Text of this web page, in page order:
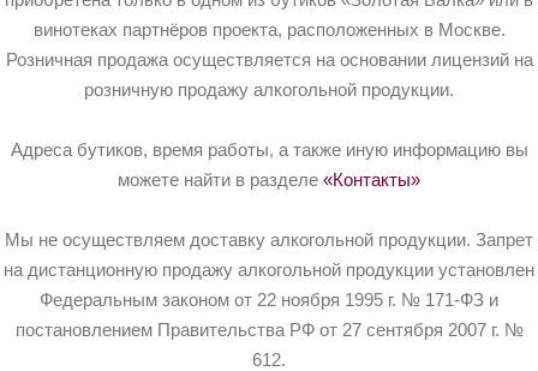
винотеках партнёров проекта, расположенных в Москве.
Розничная продажа осуществляется на основании лицензий на
розничную продажу алкогольной продукции.
Адреса бутиков, время работы, а также иную информацию вы
можете найти в разделе «Контакты»
Мы не осуществляем доставку алкогольной продукции. Запрет
на дистанционную продажу алкогольной продукции установлен
Федеральным законом от 22 ноября 1995 г. № 171-ФЗ и
постановлением Правительства РФ от 27 сентября 2007 г. №
612.